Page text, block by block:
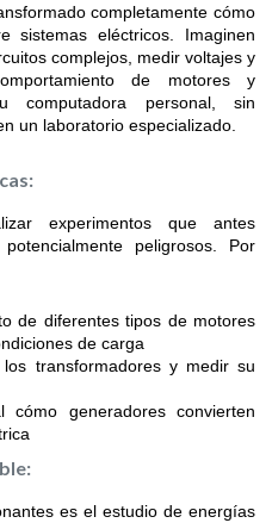
completamente cómo
sistemas eléctricos. Imaginen
complejos, medir voltajes y
de motores y
computadora personal, sin
un laboratorio especializado.
experimentos que antes
peligrosos. Por
de diferentes tipos de motores
de carga
transformadores y medir su
generadores convierten
es el estudio de energías